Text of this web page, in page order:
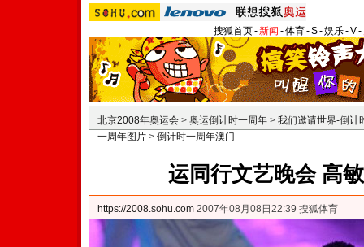
搜狐首页-新闻 -体育-S-娱乐-V-
北京2008年奥运会 > 奥运倒计时一周年 > 我们邀请世界-倒计
一周年图片 > 倒计时一周年澳门
运同行文艺晚会 高
https://2008.sohu.com 2007年08月08日22:39 搜狐体育